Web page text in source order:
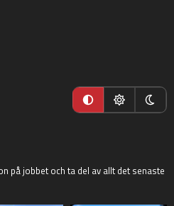
på jobbet och ta del av allt det senaste